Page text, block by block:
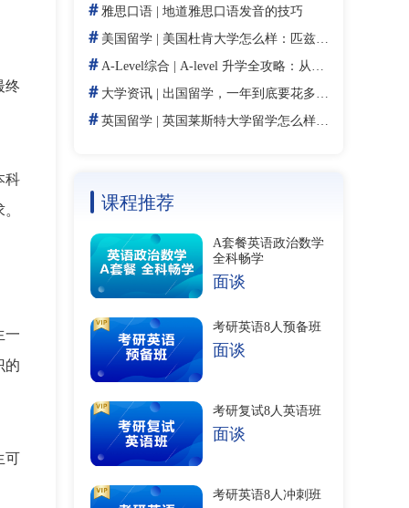
终
科
一
的
可
＃ 雅思口语 地道雅思口语发音的技巧
＃ 美国留学 美国杜肯大学怎么样：匹兹堡百年学校的药学护理优势与申请指南
＃ A-Level综合 A-level 升学全攻略：从选课到学校 offer，手把手教你少走弯路​
＃ 大学资讯 出国留学，一年到底要花多少钱？留学生必看！
＃ 英国留学 英国莱斯特大学留学怎么样：2026年QS第326位、DNA指纹技术发源地与申请指南
课程推荐
A套餐英语政治数学
全科畅学
面谈
考研英语8人预备班
面谈
考研复试8人英语班
面谈
考研英语8人冲刺班